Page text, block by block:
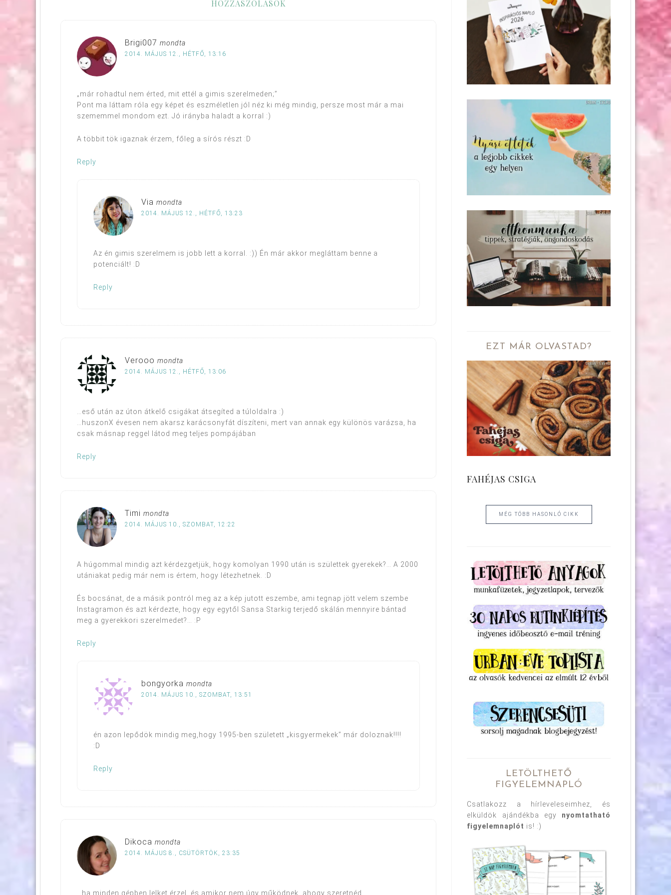
HOZZÁSZÓLÁSOK
Brigi007 mondta
2014. MÁJUS 12., HÉTFŐ, 13:16
„már rohadtul nem érted, mit ettél a gimis szerelmeden;”
Pont ma láttam róla egy képet és eszméletlen jól néz ki még mindig, persze most már a mai
szememmel mondom ezt. Jó irányba haladt a korral :)
A többit tök igaznak érzem, főleg a sírós részt :D
Reply
Via mondta
2014. MÁJUS 12., HÉTFŐ, 13:23
Az én gimis szerelmem is jobb lett a korral. :)) Én már akkor megláttam benne a
potenciált! :D
Reply
Verooo mondta
2014. MÁJUS 12., HÉTFŐ, 13:06
…eső után az úton átkelő csigákat átsegíted a túloldalra :)
…huszonX évesen nem akarsz karácsonyfát díszíteni, mert van annak egy különös varázsa, ha
csak másnap reggel látod meg teljes pompájában
Reply
Timi mondta
2014. MÁJUS 10., SZOMBAT, 12:22
A húgommal mindig azt kérdezgetjük, hogy komolyan 1990 után is születtek gyerekek?… A 2000
utániakat pedig már nem is értem, hogy létezhetnek. :D
És bocsánat, de a másik pontról meg az a kép jutott eszembe, ami tegnap jött velem szembe
Instagramon és azt kérdezte, hogy egy egytől Sansa Starkig terjedő skálán mennyire bántad
meg a gyerekkori szerelmedet?… :P
Reply
bongyorka mondta
2014. MÁJUS 10., SZOMBAT, 13:51
én azon lepődök mindig meg,hogy 1995-ben született „kisgyermekek” már doloznak!!!!
:D
Reply
Dikoca mondta
2014. MÁJUS 8., CSÜTÖRTÖK, 23:35
…ha minden gépben lelket érzel, és amikor nem úgy működnek, ahogy szeretnéd,
EZT MÁR OLVASTAD?
FAHÉJAS CSIGA
MÉG TÖBB HASONLÓ CIKK
LETÖLTHETŐ
FIGYELEMNAPLÓ
Csatlakozz a hírleveleseimhez, és
elküldök ajándékba egy nyomtatható
figyelemnaplót is! :)